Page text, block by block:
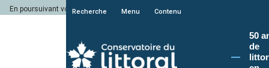
En poursuivant votre navigation sur le site du Conservatoire du littoral, vous
Recherche Menu Contenu
50
de